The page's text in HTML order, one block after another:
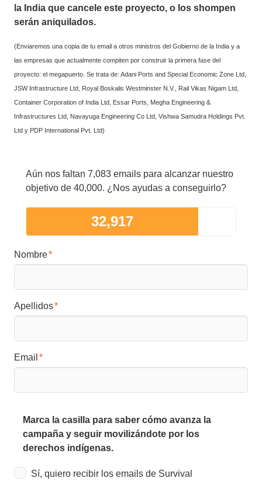
la India que cancele este proyecto, o los shompen
serán aniquilados.
(Enviaremos una copia de tu email a otros ministros del Gobierno de la India y a
las empresas que actualmente compiten por construir la primera fase del
proyecto: el megapuerto. Se trata de: Adani Ports and Special Economic Zone Ltd,
JSW Infrastructure Ltd, Royal Boskalis Westminster N.V., Rail Vikas Nigam Ltd,
Container Corporation of India Ltd, Essar Ports, Megha Engineering &
Infrastructures Ltd, Navayuga Engineering Co Ltd, Vishwa Samudra Holdings Pvt.
Ltd y PDP International Pvt. Ltd)
Aún nos faltan 7,083 emails para alcanzar nuestro
objetivo de 40,000. ¿Nos ayudas a conseguirlo?
32,917
Nombre
Apellidos
Email
Marca la casilla para saber cómo avanza la
campaña y seguir movilizándote por los
derechos indígenas.
Sí, quiero recibir los emails de Survival